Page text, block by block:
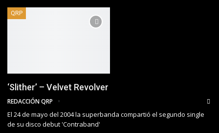
QRP
‘Slither’ – Velvet Revolver
REDACCIÓN QRP
El 24 de mayo del 2004 la superbanda compartió el segundo single
de su disco debut 'Contraband'